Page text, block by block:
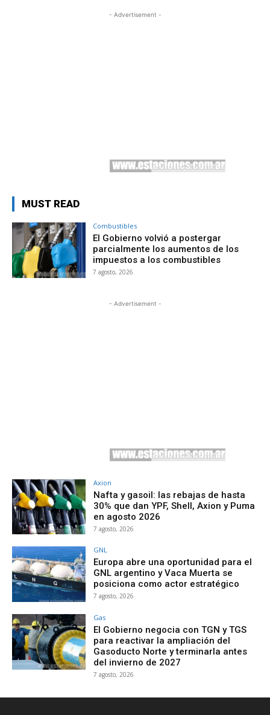
- Advertisement -
MUST READ
Combustibles
El Gobierno volvió a postergar
parcialmente los aumentos de los
impuestos a los combustibles
7 agosto, 2026
- Advertisement -
Axion
Nafta y gasoil: las rebajas de hasta
30% que dan YPF, Shell, Axion y Puma
en agosto 2026
7 agosto, 2026
GNL
Europa abre una oportunidad para el
GNL argentino y Vaca Muerta se
posiciona como actor estratégico
7 agosto, 2026
Gas
El Gobierno negocia con TGN y TGS
para reactivar la ampliación del
Gasoducto Norte y terminarla antes
del invierno de 2027
7 agosto, 2026